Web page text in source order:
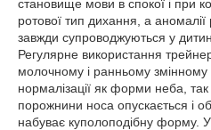
становище мови в спокої і при
ротової тип дихання, а
завжди супроводжуються у
Регулярне використання
молочному і ранньому змінному
нормалізації як форми неба,
порожнини носа опускається і
набуває куполоподібну форму. У